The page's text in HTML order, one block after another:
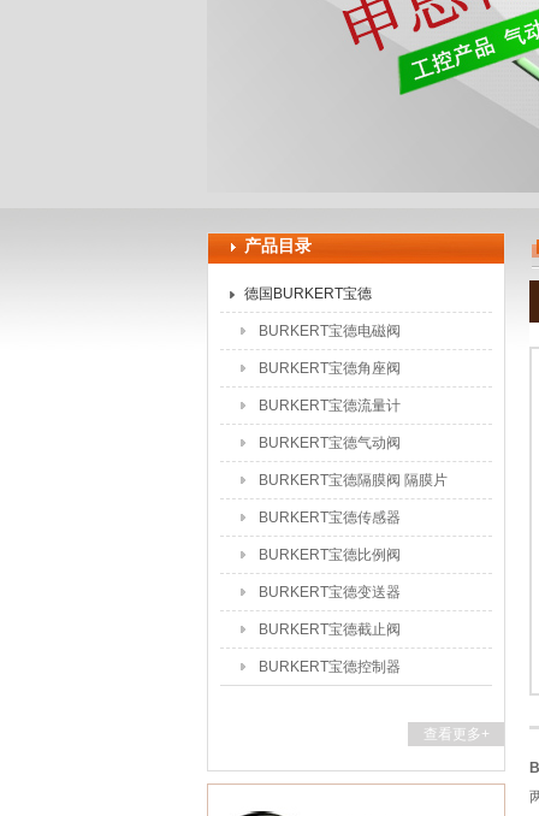
产品目录
德国BURKERT宝德
BURKERT宝德电磁阀
BURKERT宝德角座阀
BURKERT宝德流量计
BURKERT宝德气动阀
BURKERT宝德隔膜阀 隔膜片
BURKERT宝德传感器
BURKERT宝德比例阀
BURKERT宝德变送器
BURKERT宝德截止阀
BURKERT宝德控制器
查看更多+